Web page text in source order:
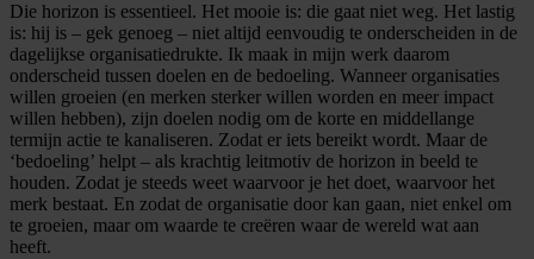
Die horizon is essentieel. Het mooie is: die gaat niet weg. Het lastig
is: hij is – gek genoeg – niet altijd eenvoudig te onderscheiden in de
dagelijkse organisatiedrukte. Ik maak in mijn werk daarom
onderscheid tussen doelen en de bedoeling. Wanneer organisaties
willen groeien (en merken sterker willen worden en meer impact
willen hebben), zijn doelen nodig om de korte en middellange
termijn actie te kanaliseren. Zodat er iets bereikt wordt. Maar de
‘bedoeling’ helpt – als krachtig leitmotiv de horizon in beeld te
houden. Zodat je steeds weet waarvoor je het doet, waarvoor het
merk bestaat. En zodat de organisatie door kan gaan, niet enkel om
te groeien, maar om waarde te creëren waar de wereld wat aan
heeft.